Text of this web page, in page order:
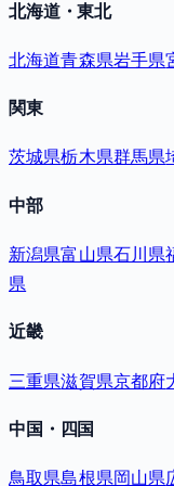
北海道・東北
北海道青森県岩手県
関東
茨城県栃木県群馬県
中部
新潟県富山県石川県
県
近畿
三重県滋賀県京都府
中国・四国
鳥取県島根県岡山県